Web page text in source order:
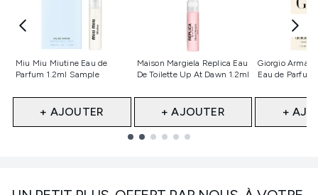
Miu Miu Miutine Eau de
Parfum 1.2ml Sample
Non sélectionné
+ AJOUTER
Maison Margiela Replica Eau
De Toilette Up At Dawn 1.2ml
Non sélectionné
+ AJOUTER
Giorgio Armani
Eau de Parfum
Non
+